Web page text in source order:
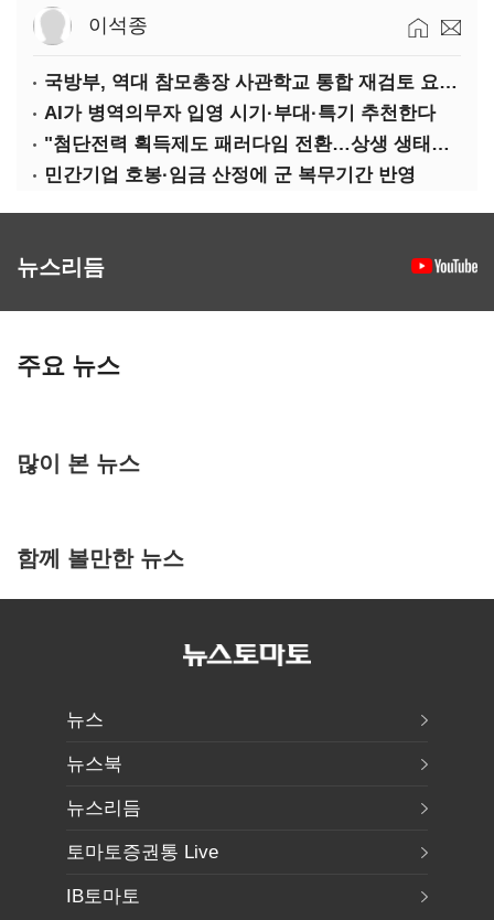
이석종
국방부, 역대 참모총장 사관학교 통합 재검토 요구에 "다양한 의견 수렴해 합리적 시스템 만들 것"
AI가 병역의무자 입영 시기·부대·특기 추천한다
"첨단전력 획득제도 패러다임 전환…상생 생태계 조성해 대체불가 K-방산 도약"
민간기업 호봉·임금 산정에 군 복무기간 반영
뉴스리듬
주요 뉴스
많이 본 뉴스
함께 볼만한 뉴스
뉴스
뉴스북
뉴스리듬
토마토증권통 Live
IB토마토